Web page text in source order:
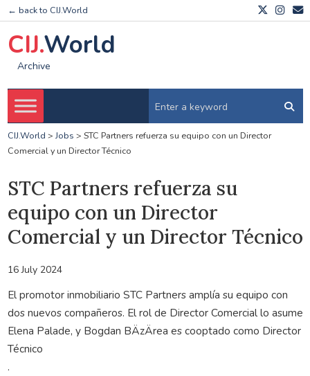
← back to CIJ.World
CIJ.World
Archive
CIJ.World > Jobs > STC Partners refuerza su equipo con un Director
Comercial y un Director Técnico
STC Partners refuerza su
equipo con un Director
Comercial y un Director Técnico
16 July 2024
El promotor inmobiliario STC Partners amplía su equipo con
dos nuevos compañeros. El rol de Director Comercial lo asume
Elena Palade, y Bogdan BÄzÄrea es cooptado como Director
Técnico
.